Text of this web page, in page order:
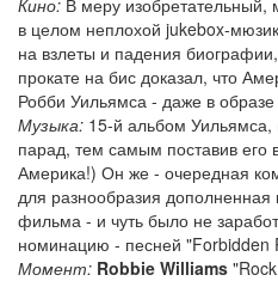
в целом неплохой jukebox-
на взлеты и падения
прокате на бис доказал, что
Робби Уильямса - даже в
Музыка: 15-й альбом Уильямса,
парад, тем самым поставив его
Америка!) Он же - очередная
для разнообразия
фильма - и чуть было не
номинацию - песней "Forbidden
Момент: Robbie Williams